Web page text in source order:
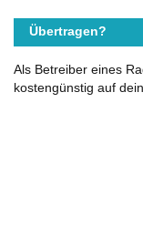
Übertragen?
Als Betreiber eines
kostengünstig auf